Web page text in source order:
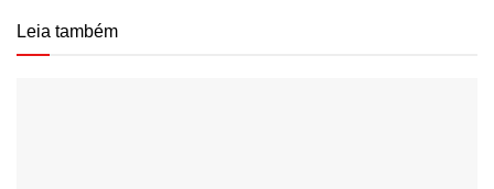
Leia também